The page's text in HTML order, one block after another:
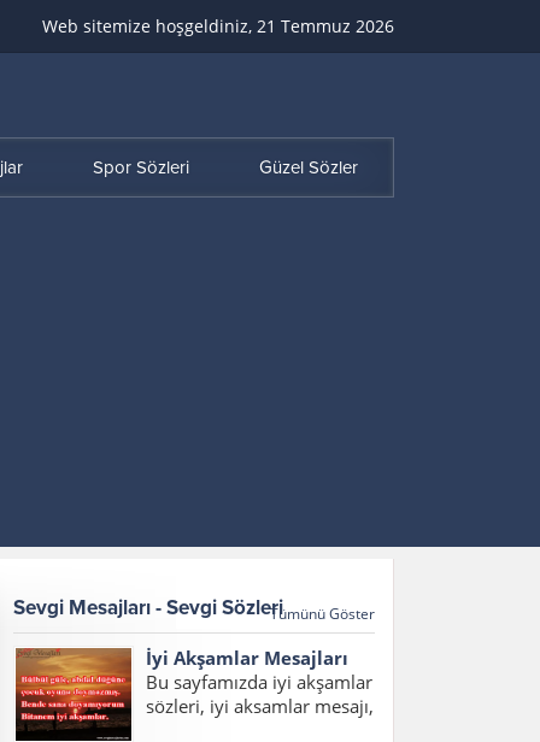
Web sitemize hoşgeldiniz, 21 Temmuz 2026
Spor Sözleri Güzel Sözler
Sevgi Mesajları - Sevgi SözleriTümünü Göster
İyi Akşamlar Mesajları
Bu sayfamızda iyi akşamlar
sözleri, iyi aksamlar mesajı,